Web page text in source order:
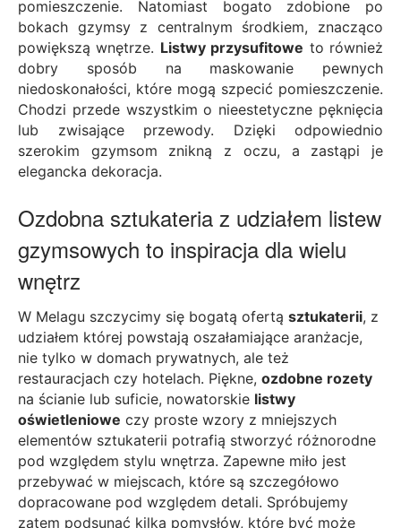
pomieszczenie. Natomiast bogato zdobione po
bokach gzymsy z centralnym środkiem, znacząco
powiększą wnętrze. Listwy przysufitowe to również
dobry sposób na maskowanie pewnych
niedoskonałości, które mogą szpecić pomieszczenie.
Chodzi przede wszystkim o nieestetyczne pęknięcia
lub zwisające przewody. Dzięki odpowiednio
szerokim gzymsom znikną z oczu, a zastąpi je
elegancka dekoracja.
Ozdobna sztukateria z udziałem listew
gzymsowych to inspiracja dla wielu
wnętrz
W Melagu szczycimy się bogatą ofertą sztukaterii, z
udziałem której powstają oszałamiające aranżacje,
nie tylko w domach prywatnych, ale też
restauracjach czy hotelach. Piękne, ozdobne rozety
na ścianie lub suficie, nowatorskie listwy
oświetleniowe czy proste wzory z mniejszych
elementów sztukaterii potrafią stworzyć różnorodne
pod względem stylu wnętrza. Zapewne miło jest
przebywać w miejscach, które są szczegółowo
dopracowane pod względem detali. Spróbujemy
zatem podsunąć kilka pomysłów, które być może